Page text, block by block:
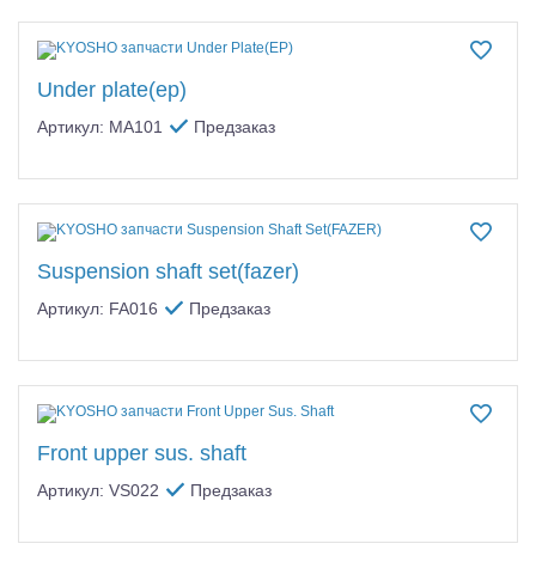
Under plate(ep)
Артикул: MA101 Предзаказ
Suspension shaft set(fazer)
Артикул: FA016 Предзаказ
Front upper sus. shaft
Артикул: VS022 Предзаказ